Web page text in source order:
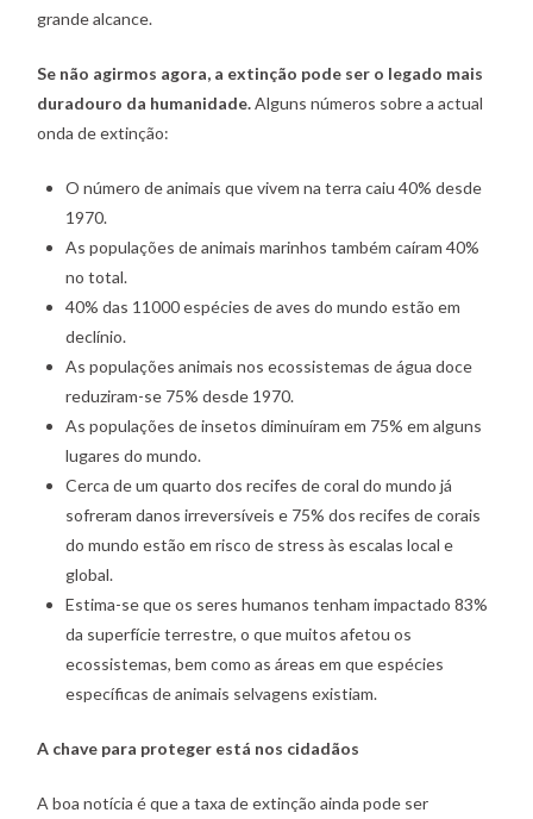
grande alcance.
Se não agirmos agora, a extinção pode ser o legado mais
duradouro da humanidade.Alguns números sobre a actual
onda de extinção:
O número de animais que vivem na terra caiu 40% desde
1970.
As populações de animais marinhos também caíram 40%
no total.
40% das 11000 espécies de aves do mundo estão em
declínio.
As populações animais nos ecossistemas de água doce
reduziram-se 75% desde 1970.
As populações de insetos diminuíram em 75% em alguns
lugares do mundo.
Cerca de um quarto dos recifes de coral do mundo já
sofreram danos irreversíveis e 75% dos recifes de corais
do mundo estão em risco de stress às escalas local e
global.
Estima-se que os seres humanos tenham impactado 83%
da superfície terrestre, o que muitos afetou os
ecossistemas, bem como as áreas em que espécies
específicas de animais selvagens existiam.
A chave para proteger está nos cidadãos
A boa notícia é que a taxa de extinção ainda pode ser